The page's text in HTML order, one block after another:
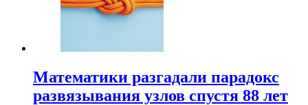
Математики разгадали парадокс
развязывания узлов спустя 88 лет